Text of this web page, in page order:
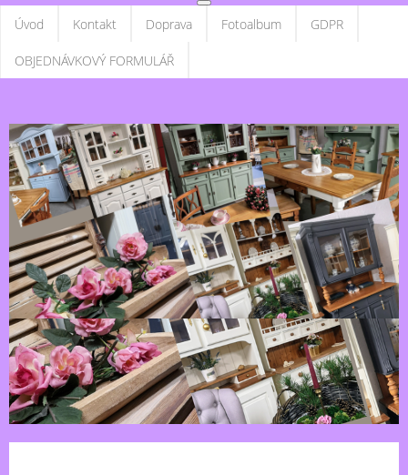
Úvod Kontakt Doprava Fotoalbum GDPR
OBJEDNÁVKOVÝ FORMULÁŘ